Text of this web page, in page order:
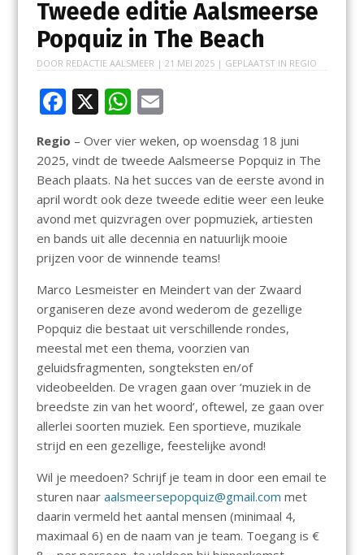
Tweede editie Aalsmeerse
Popquiz in The Beach
DOOR REDACTIE AALSMEER | 21 MEI 2025| GEPLAATST IN REGIO
F
e
b
o
o
k
X W
at
s
A
p
p
E
ai
l
Regio – Over vier weken, op woensdag 18 juni
2025, vindt de tweede Aalsmeerse Popquiz in The
Beach plaats. Na het succes van de eerste avond in
april wordt ook deze tweede editie weer een leuke
avond met quizvragen over popmuziek, artiesten
en bands uit alle decennia en natuurlijk mooie
prijzen voor de winnende teams!
Marco Lesmeister en Meindert van der Zwaard
organiseren deze avond wederom de gezellige
Popquiz die bestaat uit verschillende rondes,
meestal met een thema, voorzien van
geluidsfragmenten, songteksten en/of
videobeelden. De vragen gaan over ‘muziek in de
breedste zin van het woord’, oftewel, ze gaan over
allerlei soorten muziek. Een sportieve, muzikale
strijd en een gezellige, feestelijke avond!
Wil je meedoen? Schrijf je team in door een email te
sturen naar aalsmeersepopquiz@gmail.com met
daarin vermeld het aantal mensen (minimaal 4,
maximaal 6) en de naam van je team. Toegang is €